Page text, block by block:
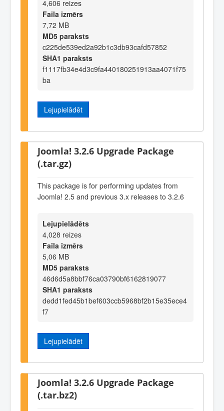
4,606 reizes
Faila izmērs
7,72 MB
MD5 paraksts
c225de539ed2a92b1c3db93cafd57852
SHA1 paraksts
f1117fb34e4d3c9fa440180251913aa4071f75
ba
Lejupielādēt
Joomla! 3.2.6 Upgrade Package
(.tar.gz)
This package is for performing updates from
Joomla! 2.5 and previous 3.x releases to 3.2.6
Lejupielādēts
4,028 reizes
Faila izmērs
5,06 MB
MD5 paraksts
46d6d5a8bbf76ca03790bf6162819077
SHA1 paraksts
dedd1fed45b1bef603ccb5968bf2b15e35ece4
f7
Lejupielādēt
Joomla! 3.2.6 Upgrade Package
(.tar.bz2)